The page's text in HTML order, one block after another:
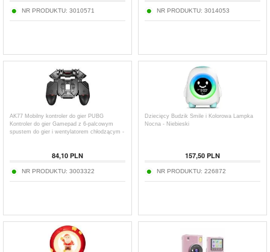
NR PRODUKTU: 3010571 NR PRODUKTU: 3014053
AK77 Mobilny kontroler do gier PUBG
Kontroler do gier Gamepad z 6-palcowym
spustem do gier i wentylatorem chłodzącym -
84,10 PLN
NR PRODUKTU: 3003322
Dziecięcy Budzik Smile i Kolorowa Lampka
Nocna - Niebieski
157,50 PLN
NR PRODUKTU: 226872